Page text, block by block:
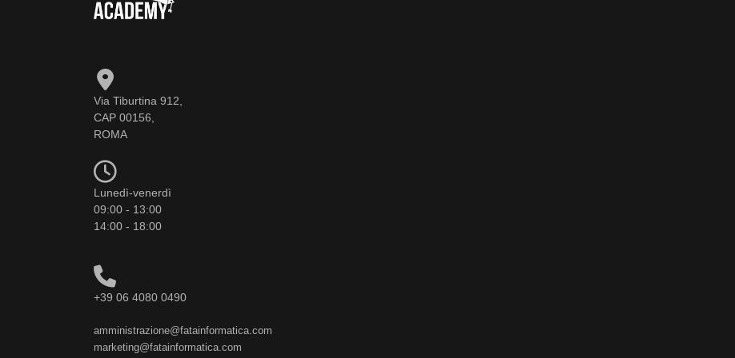
Via Tiburtina 912,
CAP 00156,
ROMA
Lunedì-venerdì
09:00 - 13:00
14:00 - 18:00
+39 06 4080 0490
amministrazione@fatainformatica.com
marketing@fatainformatica.com